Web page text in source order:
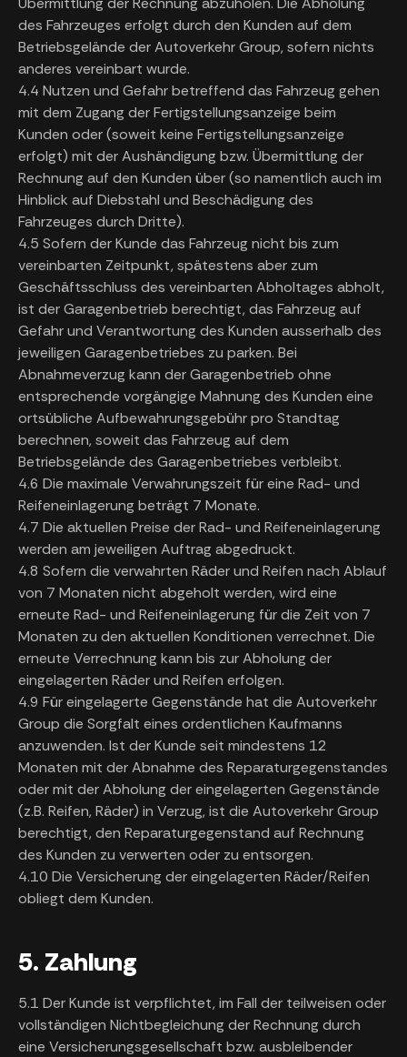
des Fahrzeuges erfolgt durch den Kunden auf dem
Betriebsgelände der Autoverkehr Group, sofern nichts
anderes vereinbart wurde.
4.4 Nutzen und Gefahr betreffend das Fahrzeug gehen
mit dem Zugang der Fertigstellungsanzeige beim
Kunden oder (soweit keine Fertigstellungsanzeige
erfolgt) mit der Aushändigung bzw. Übermittlung der
Rechnung auf den Kunden über (so namentlich auch im
Hinblick auf Diebstahl und Beschädigung des
Fahrzeuges durch Dritte).
4.5 Sofern der Kunde das Fahrzeug nicht bis zum
vereinbarten Zeitpunkt, spätestens aber zum
Geschäftsschluss des vereinbarten Abholtages abholt,
ist der Garagenbetrieb berechtigt, das Fahrzeug auf
Gefahr und Verantwortung des Kunden ausserhalb des
jeweiligen Garagenbetriebes zu parken. Bei
Abnahmeverzug kann der Garagenbetrieb ohne
entsprechende vorgängige Mahnung des Kunden eine
ortsübliche Aufbewahrungsgebühr pro Standtag
berechnen, soweit das Fahrzeug auf dem
Betriebsgelände des Garagenbetriebes verbleibt.
4.6 Die maximale Verwahrungszeit für eine Rad- und
Reifeneinlagerung beträgt 7 Monate.
4.7 Die aktuellen Preise der Rad- und Reifeneinlagerung
werden am jeweiligen Auftrag abgedruckt.
4.8 Sofern die verwahrten Räder und Reifen nach Ablauf
von 7 Monaten nicht abgeholt werden, wird eine
erneute Rad- und Reifeneinlagerung für die Zeit von 7
Monaten zu den aktuellen Konditionen verrechnet. Die
erneute Verrechnung kann bis zur Abholung der
eingelagerten Räder und Reifen erfolgen.
4.9 Für eingelagerte Gegenstände hat die Autoverkehr
Group die Sorgfalt eines ordentlichen Kaufmanns
anzuwenden. Ist der Kunde seit mindestens 12
Monaten mit der Abnahme des Reparaturgegenstandes
oder mit der Abholung der eingelagerten Gegenstände
(z.B. Reifen, Räder) in Verzug, ist die Autoverkehr Group
berechtigt, den Reparaturgegenstand auf Rechnung
des Kunden zu verwerten oder zu entsorgen.
4.10 Die Versicherung der eingelagerten Räder/Reifen
obliegt dem Kunden.
5. Zahlung
5.1 Der Kunde ist verpflichtet, im Fall der teilweisen oder
vollständigen Nichtbegleichung der Rechnung durch
eine Versicherungsgesellschaft bzw. ausbleibender